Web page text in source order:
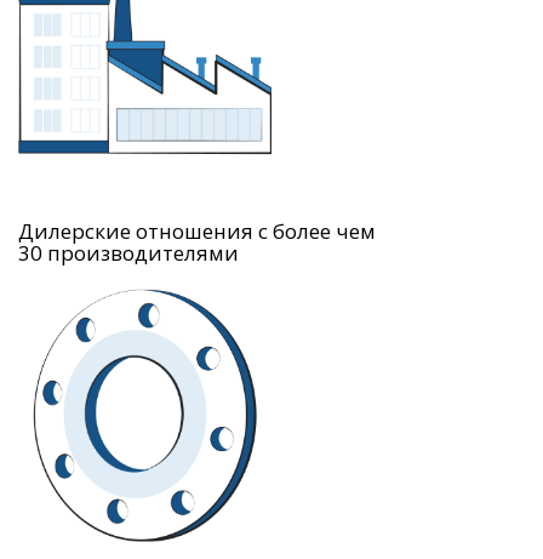
Дилерские отношения с более чем
30 производителями